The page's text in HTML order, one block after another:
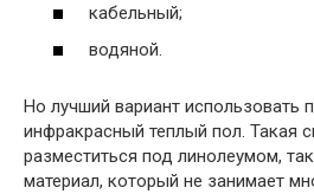
кабельный;
водяной.
Но лучший вариант использовать
инфракрасный теплый пол. Такая
разместиться под линолеумом,
материал, который не занимает